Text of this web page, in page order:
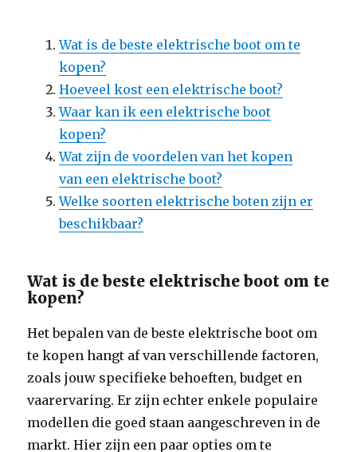
Wat is de beste elektrische boot om te
kopen?
Hoeveel kost een elektrische boot?
Waar kan ik een elektrische boot
kopen?
Wat zijn de voordelen van het kopen
van een elektrische boot?
Welke soorten elektrische boten zijn er
beschikbaar?
Wat is de beste elektrische boot om te
kopen?
Het bepalen van de beste elektrische boot om
te kopen hangt af van verschillende factoren,
zoals jouw specifieke behoeften, budget en
vaarervaring. Er zijn echter enkele populaire
modellen die goed staan aangeschreven in de
markt. Hier zijn een paar opties om te